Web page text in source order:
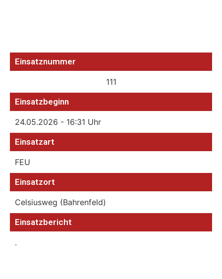
Einsatznummer
111
Einsatzbeginn
24.05.2026 - 16:31 Uhr
Einsatzart
FEU
Einsatzort
Celsiusweg (Bahrenfeld)
Einsatzbericht
.